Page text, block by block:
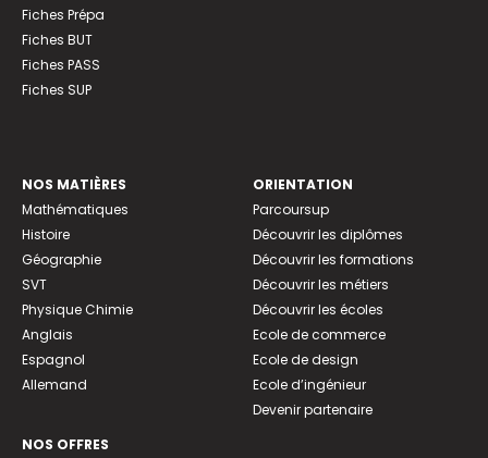
Fiches Prépa
Fiches BUT
Fiches PASS
Fiches SUP
NOS MATIÈRES
Mathématiques
Histoire
Géographie
SVT
Physique Chimie
Anglais
Espagnol
Allemand
NOS OFFRES
ORIENTATION
Parcoursup
Découvrir les diplômes
Découvrir les formations
Découvrir les métiers
Découvrir les écoles
Ecole de commerce
Ecole de design
Ecole d’ingénieur
Devenir partenaire